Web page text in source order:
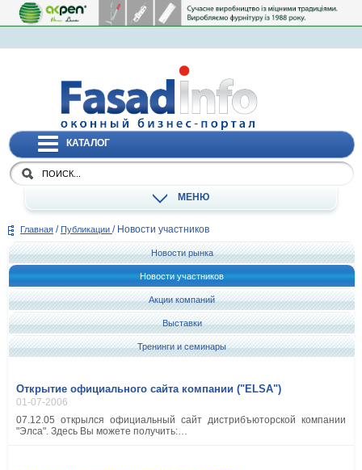
КАТАЛОГ
МЕНЮ
Главная / Публикации / Новости участников
Новости рынка
Новости участников
Акции компаний
Выставки
Тренинги и семинары
Открытие официального сайта компании ("ELSA")
01-07-2006
07.12.05 открылся официальный сайт дистрибъюторской компании
"Элса". Здесь Вы можете получить:…